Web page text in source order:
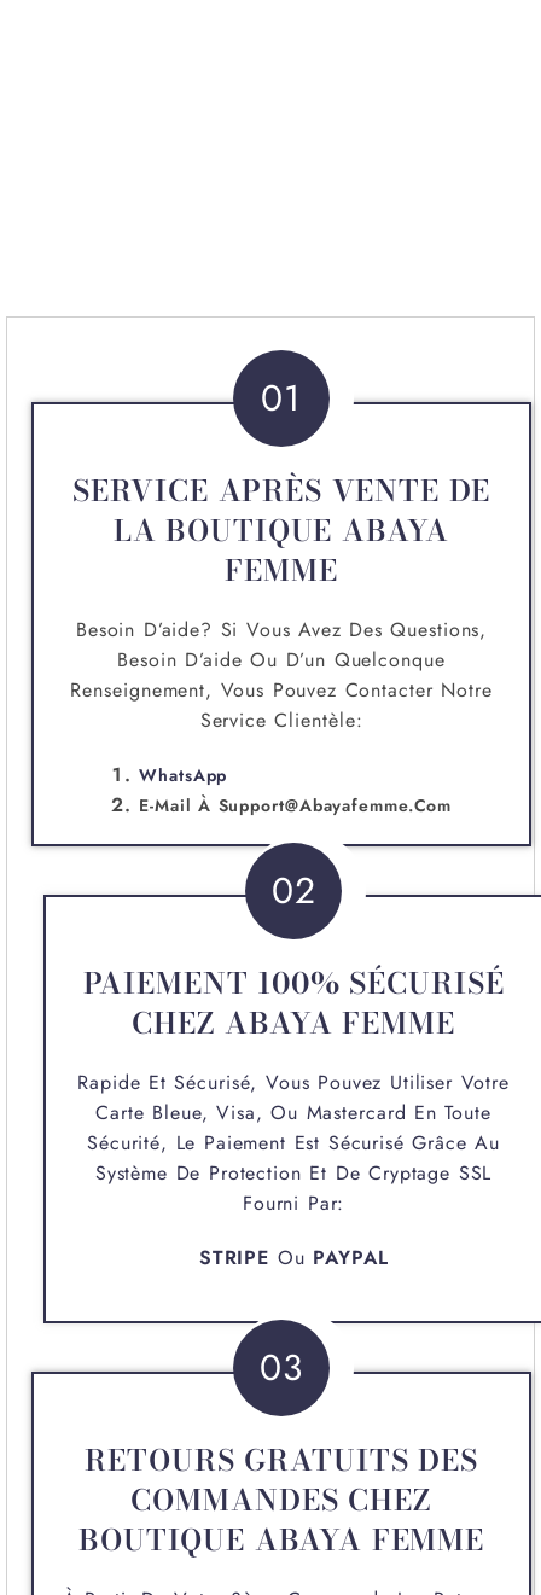
01
SERVICE APRÈS VENTE DE
LA BOUTIQUE ABAYA
FEMME
Besoin D’aide? Si Vous Avez Des Questions,
Besoin D’aide Ou D’un Quelconque
Renseignement, Vous Pouvez Contacter Notre
Service Clientèle:
WhatsApp
E-Mail À Support@abayafemme.com
02
PAIEMENT 100% SÉCURISÉ
CHEZ ABAYA FEMME
Rapide Et Sécurisé, Vous Pouvez Utiliser Votre
Carte Bleue, Visa, Ou Mastercard En Toute
Sécurité, Le Paiement Est Sécurisé Grâce Au
Système De Protection Et De Cryptage SSL
Fourni Par:
STRIPE Ou PAYPAL
03
RETOURS GRATUITS DES
COMMANDES CHEZ
BOUTIQUE ABAYA FEMME